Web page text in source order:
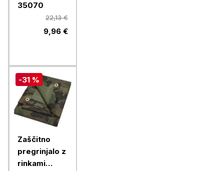
35070
22,13 €
9,96 €
-31 %
Zaščitno
pregrinjalo z
rinkami